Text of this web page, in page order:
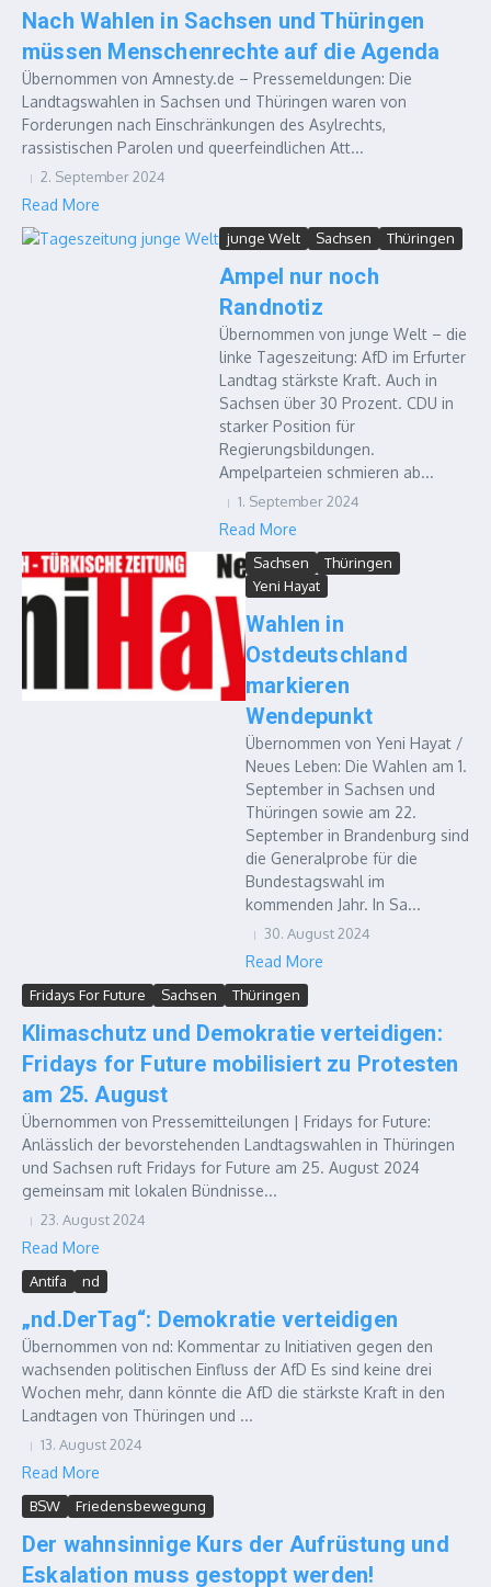
Nach Wahlen in Sachsen und Thüringen
müssen Menschenrechte auf die Agenda
Übernommen von Amnesty.de – Pressemeldungen: Die
Landtagswahlen in Sachsen und Thüringen waren von
Forderungen nach Einschränkungen des Asylrechts,
rassistischen Parolen und queerfeindlichen Att...
2. September 2024
Read More
junge Welt Sachsen Thüringen
Ampel nur noch
Randnotiz
Übernommen von junge Welt – die
linke Tageszeitung: AfD im Erfurter
Landtag stärkste Kraft. Auch in
Sachsen über 30 Prozent. CDU in
starker Position für
Regierungsbildungen.
Ampelparteien schmieren ab...
1. September 2024
Read More
Sachsen
Thüringen
Yeni Hayat
Wahlen in
Ostdeutschland
markieren
Wendepunkt
Übernommen von Yeni Hayat /
Neues Leben: Die Wahlen am 1.
September in Sachsen und
Thüringen sowie am 22.
September in Brandenburg sind
die Generalprobe für die
Bundestagswahl im
kommenden Jahr. In Sa...
30. August 2024
Read More
Fridays For Future Sachsen Thüringen
Klimaschutz und Demokratie verteidigen:
Fridays for Future mobilisiert zu Protesten
am 25. August
Übernommen von Pressemitteilungen | Fridays for Future:
Anlässlich der bevorstehenden Landtagswahlen in Thüringen
und Sachsen ruft Fridays for Future am 25. August 2024
gemeinsam mit lokalen Bündnisse...
23. August 2024
Read More
Antifa nd
„nd.DerTag“: Demokratie verteidigen
Übernommen von nd: Kommentar zu Initiativen gegen den
wachsenden politischen Einfluss der AfD Es sind keine drei
Wochen mehr, dann könnte die AfD die stärkste Kraft in den
Landtagen von Thüringen und ...
13. August 2024
Read More
BSW Friedensbewegung
Der wahnsinnige Kurs der Aufrüstung und
Eskalation muss gestoppt werden!